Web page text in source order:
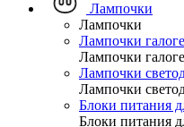
Лампочки
Лампочки
Лампочки
Лампочки
Лампочки
Лампочки
Блоки питания
Блоки питания